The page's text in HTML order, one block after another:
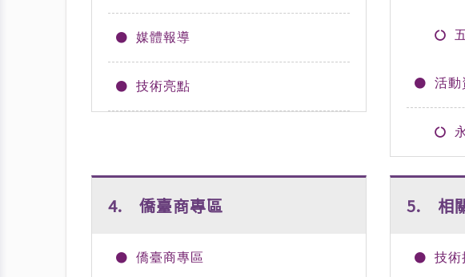
媒體報導
技術亮點 活動
4. 僑臺商專區
僑臺商專區
5. 相
技術